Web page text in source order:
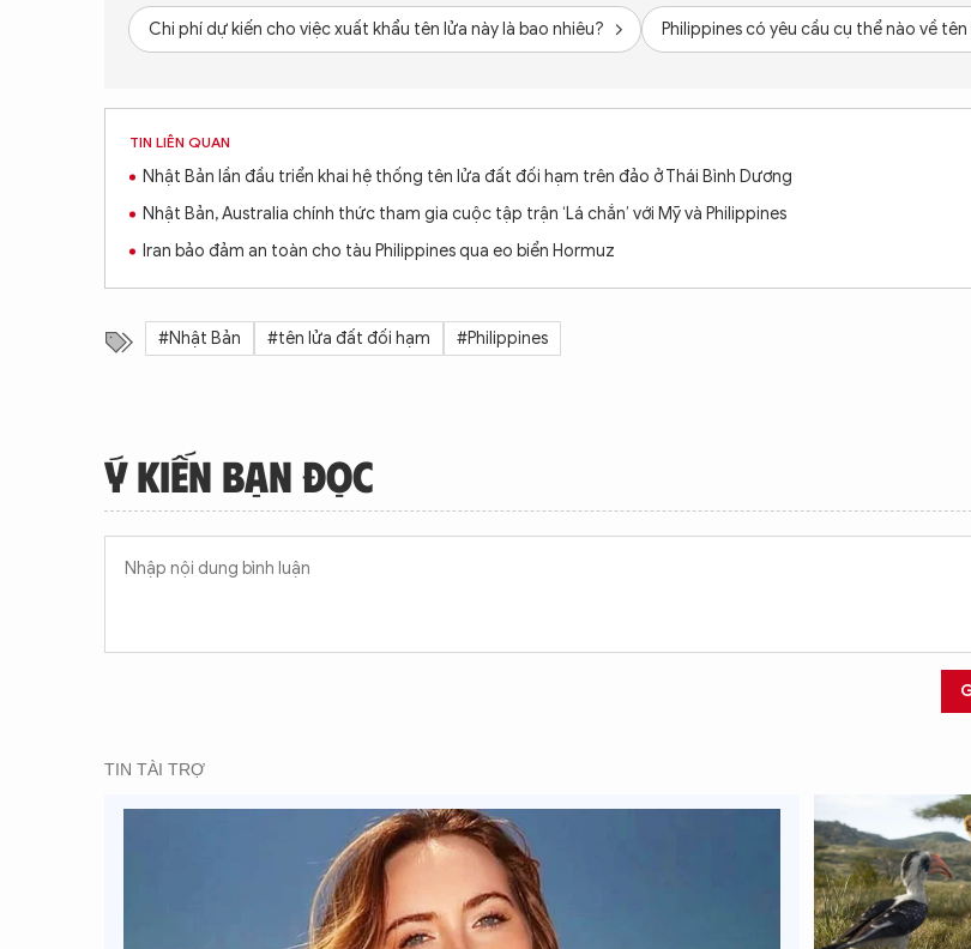
Chi phí dự kiến cho việc xuất khẩu tên lửa này là bao nhiêu? Philippines có yêu cầu cụ thể nào về tên
TIN LIÊN QUAN
Nhật Bản lần đầu triển khai hệ thống tên lửa đất đối hạm trên đảo ở Thái Bình Dương
Nhật Bản, Australia chính thức tham gia cuộc tập trận ‘Lá chắn’ với Mỹ và Philippines
Iran bảo đảm an toàn cho tàu Philippines qua eo biển Hormuz
#Nhật Bản #tên lửa đất đối hạm #Philippines
Ý KIẾN BẠN ĐỌC